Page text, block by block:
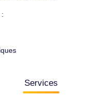
Services